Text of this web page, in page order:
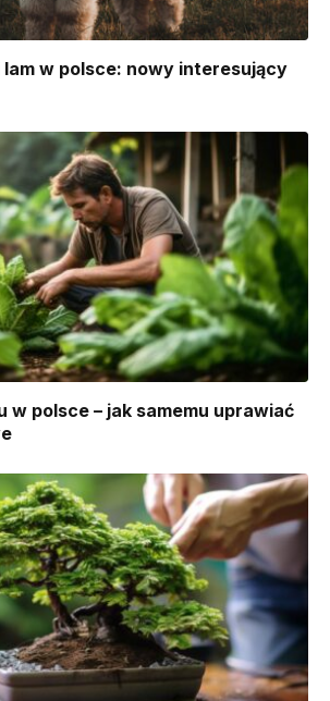
lam w polsce: nowy interesujący
w polsce – jak samemu uprawiać